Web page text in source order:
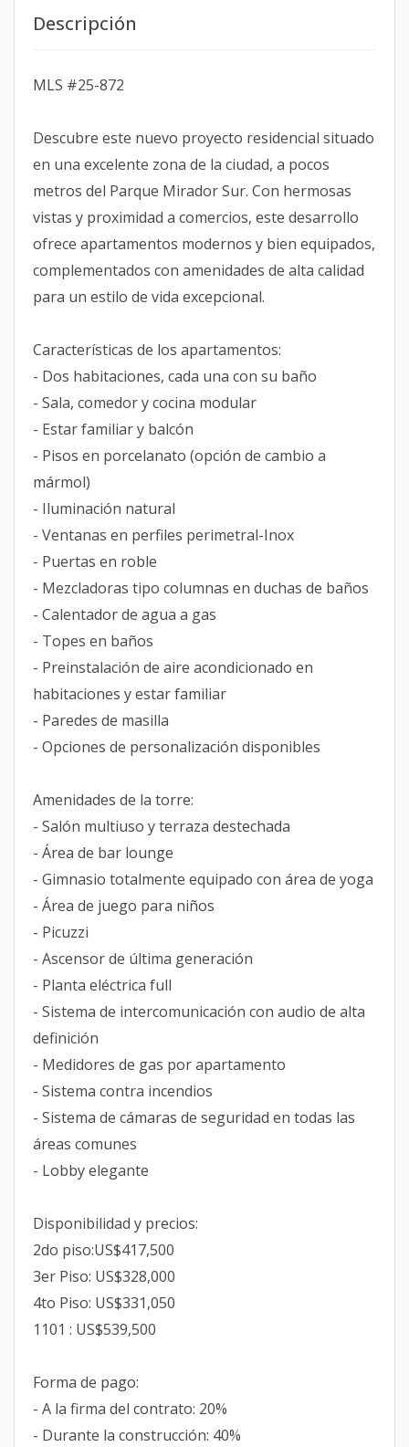
Descripción
MLS #25-872
Descubre este nuevo proyecto residencial situado
en una excelente zona de la ciudad, a pocos
metros del Parque Mirador Sur. Con hermosas
vistas y proximidad a comercios, este desarrollo
ofrece apartamentos modernos y bien equipados,
complementados con amenidades de alta calidad
para un estilo de vida excepcional.
Características de los apartamentos:
- Dos habitaciones, cada una con su baño
- Sala, comedor y cocina modular
- Estar familiar y balcón
- Pisos en porcelanato (opción de cambio a
mármol)
- Iluminación natural
- Ventanas en perfiles perimetral-Inox
- Puertas en roble
- Mezcladoras tipo columnas en duchas de baños
- Calentador de agua a gas
- Topes en baños
- Preinstalación de aire acondicionado en
habitaciones y estar familiar
- Paredes de masilla
- Opciones de personalización disponibles
Amenidades de la torre:
- Salón multiuso y terraza destechada
- Área de bar lounge
- Gimnasio totalmente equipado con área de yoga
- Área de juego para niños
- Picuzzi
- Ascensor de última generación
- Planta eléctrica full
- Sistema de intercomunicación con audio de alta
definición
- Medidores de gas por apartamento
- Sistema contra incendios
- Sistema de cámaras de seguridad en todas las
áreas comunes
- Lobby elegante
Disponibilidad y precios:
2do piso:US$417,500
3er Piso: US$328,000
4to Piso: US$331,050
1101 : US$539,500
Forma de pago:
- A la firma del contrato: 20%
- Durante la construcción: 40%